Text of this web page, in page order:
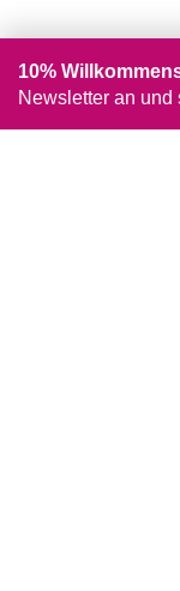
10%
Newsletter an